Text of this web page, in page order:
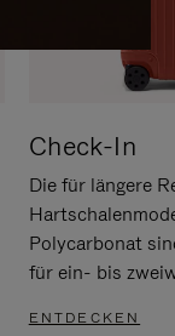
Check-In
Die für längere
Polycarbonat
für ein- bis
ENTDECKEN